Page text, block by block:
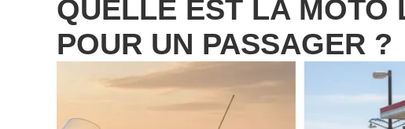
QUELLE EST LA MOTO
POUR UN PASSAGER ?